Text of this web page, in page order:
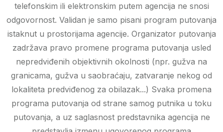
telefonskim ili elektronskim putem agencija ne snosi
odgovornost. Validan je samo pisani program putovanja
istaknut u prostorijama agencije. Organizator putovanja
zadržava pravo promene programa putovanja usled
nepredviđenih objektivnih okolnosti (npr. gužva na
granicama, gužva u saobraćaju, zatvaranje nekog od
lokaliteta predviđenog za obilazak...) Svaka promena
programa putovanja od strane samog putnika u toku
putovanja, a uz saglasnost predstavnika agencija ne